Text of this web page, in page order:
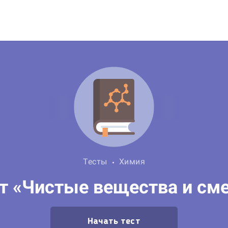
Тесты Химия
«Чистые вещества и
Начать тест